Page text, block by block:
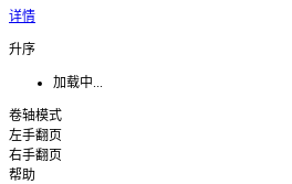
详情
升序
加载中...
卷轴模式
左手翻页
右手翻页
帮助